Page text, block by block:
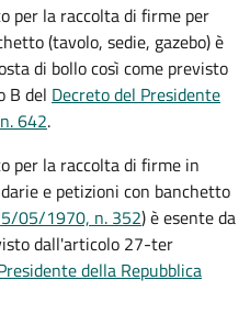
per la raccolta di firme per
(tavolo, sedie, gazebo) è
di bollo così come previsto
B del Decreto del Presidente
642.
per la raccolta di firme in
e petizioni con banchetto
05/1970, n. 352) è esente da
dall'articolo 27-ter
della Repubblica